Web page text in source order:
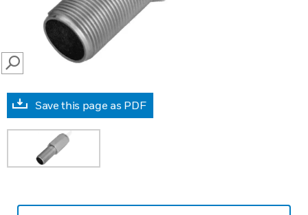
SEARCH
Save this page as PDF